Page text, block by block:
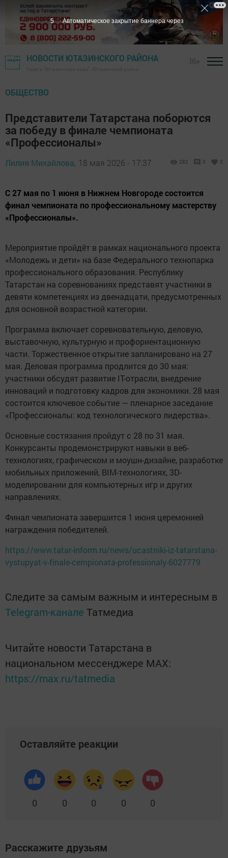
НОВОСТИ ЮТАЗИНСКОГО РАЙОНА
ОБЩЕСТВО
Представители Татарстана поборются
за победу в финале чемпионата
«Профессионалы»
Лилия Михайлова, 18 мая 2026 - 17:37 282 0 0
С 27 мая по 1 июня в Нижнем Новгороде состоится
финал чемпионата по профессиональному мастерству
«Профессионалы».
Мероприятие пройдёт в рамках национального проекта
«Молодежь и дети» на базе Федерального технопарка
профессионального образования. Республику
Татарстан на соревнованиях представят участники в
девяти компетенциях из двенадцати, предусмотренных
для основной возрастной категории.
Программа включает соревновательную, деловую,
выставочную, культурную и профориентационную
части. Торжественное открытие запланировано на 27
мая. Деловая программа продлится до 30 мая:
участники обсудят развитие IT-отрасли, внедрение
инноваций и подготовку кадров для экономики. 28 мая
состоится ключевое событие — пленарное заседание
«Профессионалы: код технологического лидерства».
Основные состязания пройдут с 28 по 31 мая.
Конкурсанты продемонстрируют навыки в веб-
технологиях, графическом и моушн-дизайне, разработке
мобильных приложений, BIM-технологиях, 3D-
моделировании для компьютерных игр и других
направлениях.
Финал чемпионата завершится 1 июня церемонией
награждения победителей.
https://www.tatar-inform.ru/news/ucastniki-iz-tatarstana-
vystupyat-v-finale-cempionata-professionaly-6027779
Следите за самым важным и интересным в
Telegram-канале Татмедиа
Читайте новости Татарстана в
национальном мессенджере MАХ:
https://max.ru/tatmedia
Оставляйте реакции
0 0 0 0 0
Расскажите друзьям
4 Автоматическое закрытие баннера через